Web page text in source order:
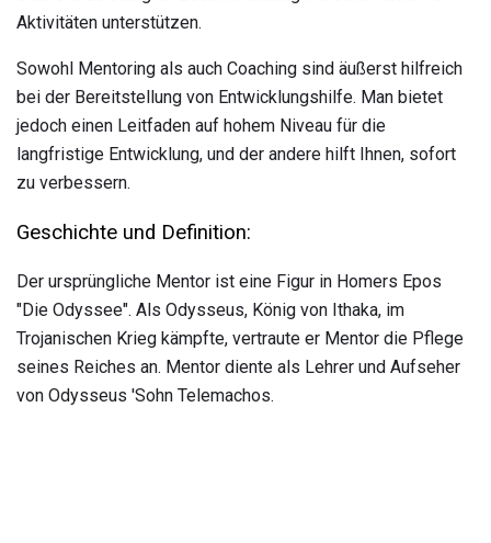
Aktivitäten unterstützen.
Sowohl Mentoring als auch Coaching sind äußerst hilfreich
bei der Bereitstellung von Entwicklungshilfe. Man bietet
jedoch einen Leitfaden auf hohem Niveau für die
langfristige Entwicklung, und der andere hilft Ihnen, sofort
zu verbessern.
Geschichte und Definition:
Der ursprüngliche Mentor ist eine Figur in Homers Epos
"Die Odyssee". Als Odysseus, König von Ithaka, im
Trojanischen Krieg kämpfte, vertraute er Mentor die Pflege
seines Reiches an. Mentor diente als Lehrer und Aufseher
von Odysseus 'Sohn Telemachos.